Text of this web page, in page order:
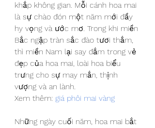
khắp không gian. Mỗi cánh hoa mai
là sự chào đón một năm mới đầy
hy vọng và ước mơ. Trong khi miền
Bắc ngập tràn sắc đào tươi thắm,
thì miền Nam lại say đắm trong vẻ
đẹp của hoa mai, loài hoa biểu
trưng cho sự may mắn, thịnh
vượng và an lành.
Xem thêm: giá phôi mai vàng
Những ngày cuối năm, hoa mai bắt